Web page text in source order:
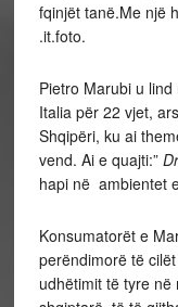
fqinjët tanë.Me një
.it.foto.
Pietro Marubi u
Italia për 22 vjet,
Shqipëri, ku ai
vend. Ai e quajti:”
hapi në ambientet
Konsumatorët e
perëndimorë të
udhëtimit të tyre